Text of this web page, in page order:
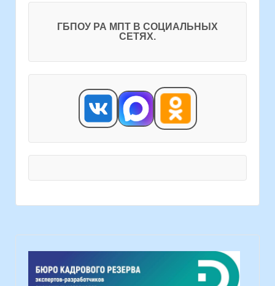
ГБПОУ РА МПТ В СОЦИАЛЬНЫХ
СЕТЯХ.